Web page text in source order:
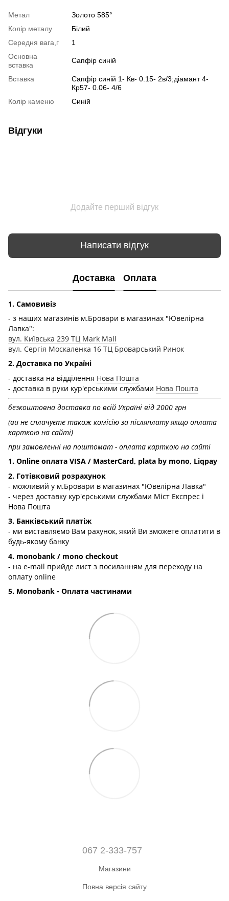
Метал
Золото 585°
Колір металу
Білий
Середня вага,г
1
Основна
вставка
Сапфір синій
Вставка
Сапфір синій 1- Кв- 0.15- 2в/3;діамант 4-
Кр57- 0.06- 4/6
Колір каменю
Синій
Відгуки
Додайте перший відгук
Написати відгук
Доставка Оплата
1. Самовивіз
- з наших магазинів м.Бровари в магазинах "Ювелірна
Лавка":
вул. Київська 239 ТЦ Mark Mall
вул. Сергія Москаленка 16 ТЦ Броварський Ринок
2. Доставка по Україні
- доставка на відділення Нова Пошта
- доставка в руки кур'єрськими службами Нова Пошта
безкоштовна доставка по всій Україні від 2000 грн
(ви не сплачуєте також комісію за післяплату якщо оплата
карткою на сайті)
при замовленні на поштомат - оплата карткою на сайті
1. Online оплата VISA / MasterCard, plata by mono, Liqpay
2. Готівковий розрахунок
- можливий у м.Бровари в магазинах "Ювелірна Лавка"
- через доставку кур'єрськими службами Міст Експрес і
Нова Пошта
3. Банківський платіж
- ми виставляємо Вам рахунок, який Ви зможете оплатити в
будь-якому банку
4. monobank / mono checkout
- на e-mail прийде лист з посиланням для переходу на
оплату online
5. Monobank - Оплата частинами
067 2-333-757
Магазини
Повна версія сайту